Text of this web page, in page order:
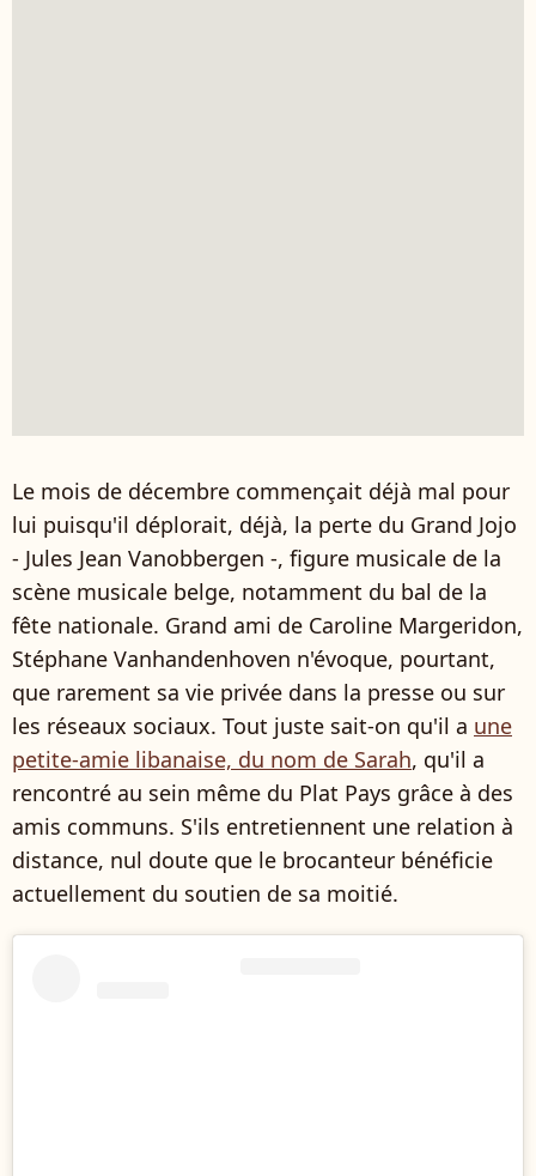
Le mois de décembre commençait déjà mal pour
lui puisqu'il déplorait, déjà, la perte du Grand Jojo
- Jules Jean Vanobbergen -, figure musicale de la
scène musicale belge, notamment du bal de la
fête nationale. Grand ami de Caroline Margeridon,
Stéphane Vanhandenhoven n'évoque, pourtant,
que rarement sa vie privée dans la presse ou sur
les réseaux sociaux. Tout juste sait-on qu'il a une
petite-amie libanaise, du nom de Sarah, qu'il a
rencontré au sein même du Plat Pays grâce à des
amis communs. S'ils entretiennent une relation à
distance, nul doute que le brocanteur bénéficie
actuellement du soutien de sa moitié.